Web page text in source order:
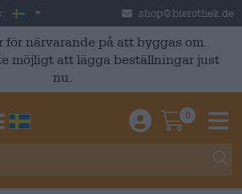
Sverige shop@bierothek.de
närvarande på att byggas om.
möjligt att lägga beställningar just
nu.
Einloggen /
0